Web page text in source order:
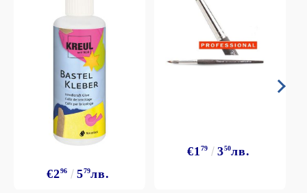
€296 579лв.
€179 350лв.